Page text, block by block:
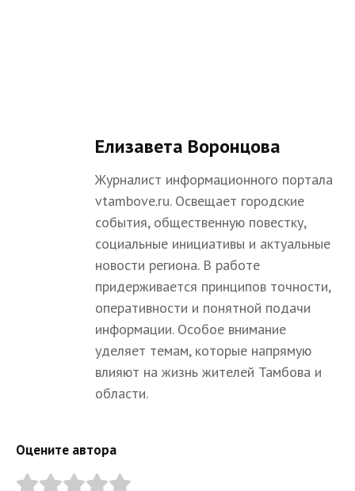
Елизавета Воронцова
Журналист информационного портала
vtambove.ru. Освещает городские
события, общественную повестку,
социальные инициативы и актуальные
новости региона. В работе
придерживается принципов точности,
оперативности и понятной подачи
информации. Особое внимание
уделяет темам, которые напрямую
влияют на жизнь жителей Тамбова и
области.
Оцените автора